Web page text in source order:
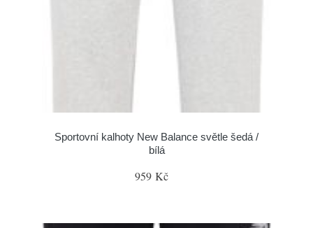
Sportovní kalhoty New Balance světle šedá /
bílá
959 Kč